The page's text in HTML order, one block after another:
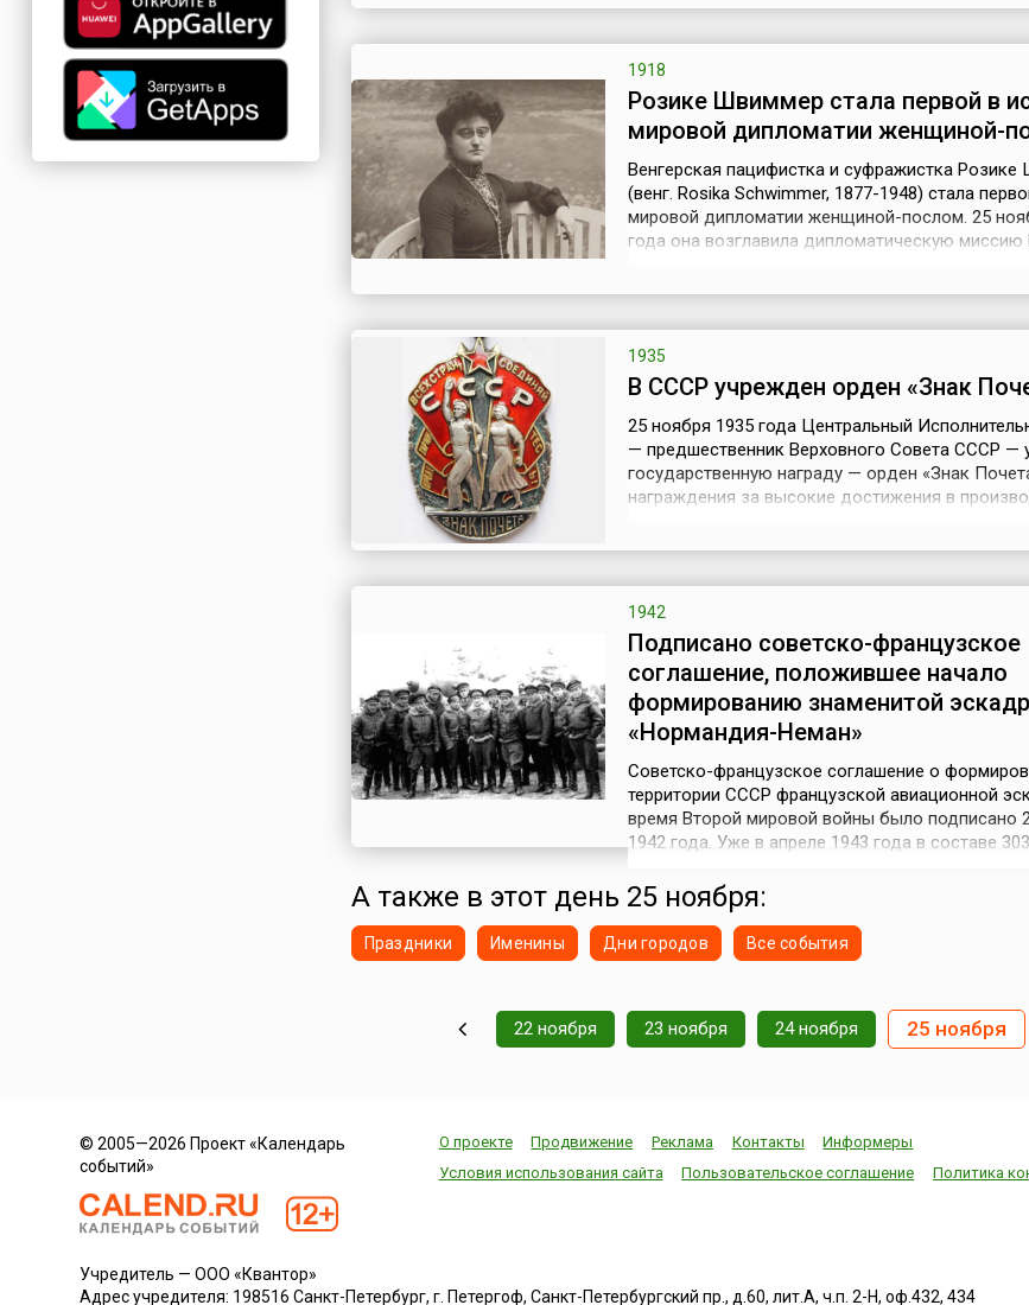
всяких сомнений извест...
1918
Розике Швиммер стала первой в
мировой дипломатии женщиной-
Венгерская пацифистка и суфражистка
(венг. Rosika Schwimmer, 1877-1948) стала
мировой дипломатии женщиной-послом. 25
года она возглавила дипломатическую миссию
развила бурную пацифистскую деят...
1935
В СССР учрежден орден «Знак
25 ноября 1935 года Центральный
— предшественник Верховного Совета СССР —
государственную награду — орден «Знак
награждения за высокие достижения в
доблести.Орден представлял собой овальн...
1942
Подписано советско-французское
соглашение, положившее начало
формированию знаменитой
«Нормандия-Неман»
Советско-французское соглашение о
территории СССР французской авиационной
время Второй мировой войны было подписано
1942 года. Уже в апреле 1943 года в составе
Западного фронта начала свой боевой путь
добровольческая эскадрилья «Нормандия»,
на советско-германском фронте пр...
А также в этот день 25 ноября:
Праздники Именины Дни городов Все события
22 ноября 23 ноября 24 ноября 25 ноября
© 2005—2026 Проект «Календарь
событий»
О проекте Продвижение Реклама Контакты
Информеры
Условия использования сайта
Пользовательское соглашение Политика
Учредитель — ООО «Квантор»
Адрес учредителя: 198516 Санкт-Петербург, г. Петергоф, Санкт-Петербургский пр., д.60, лит.А, ч.п. 2-Н, оф.432, 434